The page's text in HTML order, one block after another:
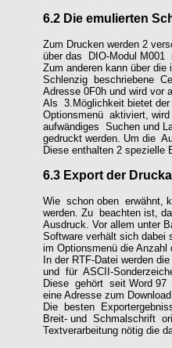
6.2 Die emulierten
Zum Drucken werden 2
über das DIO-Modul M001
Zum anderen kann über
Schlenzig beschriebene
Adresse 0F0h und wird vor
Als 3.Möglichkeit bietet der
Optionsmenü aktiviert,
aufwändiges Suchen und
gedruckt werden. Um die
Diese enthalten 2 spezielle
6.3 Export der
Wie schon oben erwähnt,
werden. Zu beachten ist,
Ausdruck. Vor allem unter
Software verhält sich dabei
im Optionsmenü die Anzahl
In der RTF-Datei werden
und für ASCII-
Diese gehört seit Word 97
eine Adresse zum
Die besten
Breit- und Schmalschrift
Textverarbeitung nötig die